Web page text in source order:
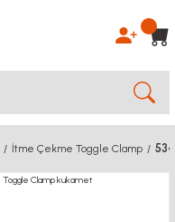
İtme Çekme Toggle Clamp